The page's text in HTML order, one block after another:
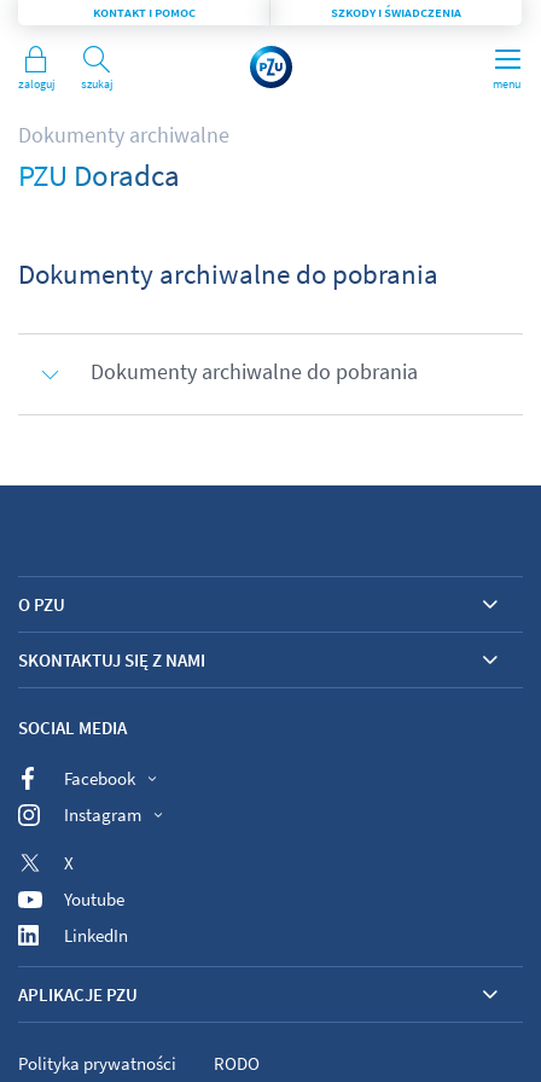
menu
Szukaj
KONTAKT I POMOC SZKODY I ŚWIADCZENIA
Zaloguj
Dokumenty archiwalne
PZU Doradca
Dokumenty archiwalne do pobrania
Dokumenty archiwalne do pobrania
O PZU
SKONTAKTUJ SIĘ Z NAMI
SOCIAL MEDIA
Facebook
Instagram
X
Youtube
LinkedIn
APLIKACJE PZU
Polityka prywatności RODO